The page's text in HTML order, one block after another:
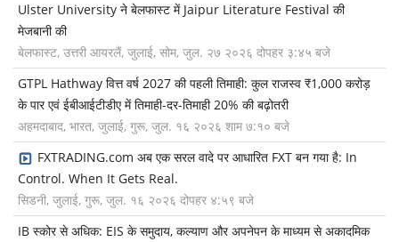
Ulster University ने बेलफास्ट में Jaipur Literature Festival की
मेजबानी की
बेलफास्ट, उत्तरी आयरलैं, जुलाई, सोम, जुल. २७ २०२६ दोपहर ३:४५ बजे
GTPL Hathway वित्त वर्ष 2027 की पहली तिमाही: कुल राजस्व ₹1,000 करोड़
के पार एवं ईबीआईटीडीए में तिमाही-दर-तिमाही 20% की बढ़ोतरी
अहमदाबाद, भारत, जुलाई, गुरू, जुल. १६ २०२६ शाम ७:१० बजे
FXTRADING.com अब एक सरल वादे पर आधारित FXT बन गया है: In
Control. When It Gets Real.
सिडनी, जुलाई, गुरू, जुल. १६ २०२६ दोपहर ४:५९ बजे
IB स्कोर से अधिक: EIS के समुदाय, कल्याण और अपनेपन के माध्यम से अकादमिक